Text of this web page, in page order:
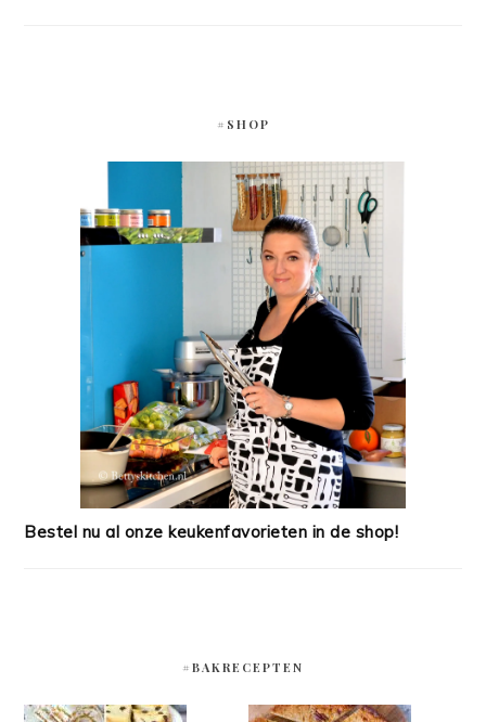
#SHOP
Bestel nu al onze keukenfavorieten in de shop!
#BAKRECEPTEN